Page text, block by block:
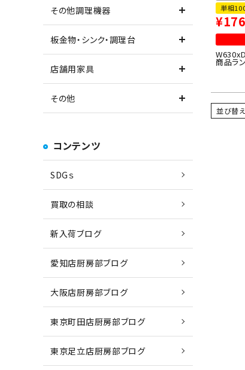
その他調理機器
板金物・シンク・調理台
店舗用家具
その他
コンテンツ
SDGｓ
買取の相談
新入荷ブログ
愛知店厨房部ブログ
大阪店厨房部ブログ
東京町田店厨房部ブログ
東京足立店厨房部ブログ
単相
¥
商品ラ
並び替え